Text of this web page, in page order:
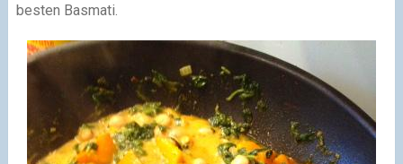
besten Basmati.